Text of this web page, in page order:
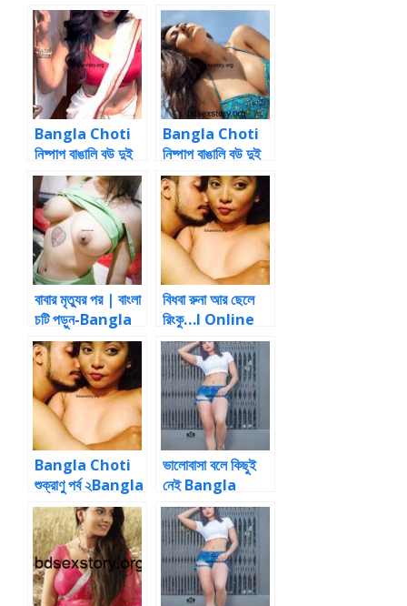
Bangla Choti
নিষ্পাপ বাঙালি বউ দুই
পর্ব ১Bangla
Choti |Bangla
Choti
Bangla Choti
নিষ্পাপ বাঙালি বউ দুই
পর্ব ১ Story
বাবার মৃত্যুর পর | বাংলা
চটি পড়ুন-Bangla
ChotiOnline
বিধবা রুনা আর ছেলে
রিংকু…I Online
Bangla Choti
শুক্রাণু পর্ব ২Bangla
Choti Choti
ভালোবাসা বলে কিছুই
নেই Bangla
Choti Golpo
and Sex
Stories